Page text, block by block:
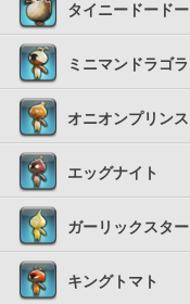
タイニードードー
ミニマンドラゴラ
オニオンプリンス
エッグナイト
ガーリックスター
キングトマト